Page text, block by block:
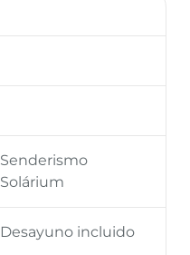
Senderismo
Solárium
Desayuno incluido